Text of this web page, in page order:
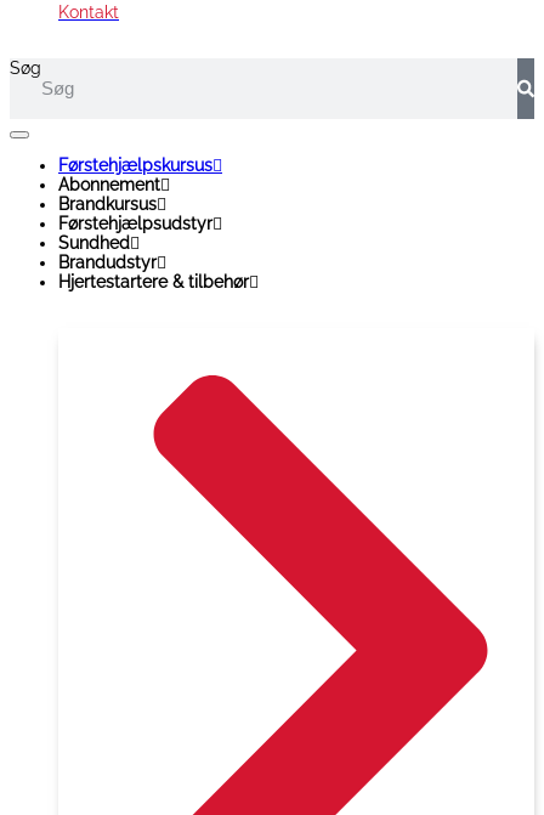
Kontakt
Søg
Førstehjælpskursus
Abonnement
Brandkursus
Førstehjælpsudstyr
Sundhed
Brandudstyr
Hjertestartere & tilbehør